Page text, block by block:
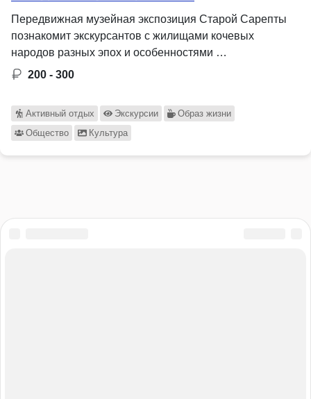
Передвижная музейная экспозиция Старой Сарепты
познакомит экскурсантов с жилищами кочевых
народов разных эпох и особенностями …
200 - 300
Активный отдых Экскурсии
Образ жизни
Общество
Культура